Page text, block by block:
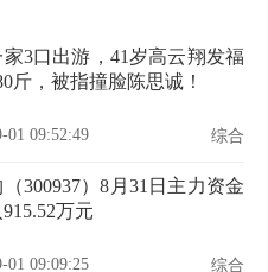
3口出游，41岁高云翔发福
斤，被指撞脸陈思诚！
01 09:52:49 综合
300937）8月31日主力资金
万元
01 09:09:25 综合